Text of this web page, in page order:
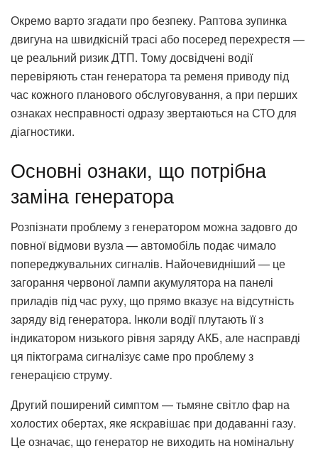
Окремо варто згадати про безпеку. Раптова зупинка
двигуна на швидкісній трасі або посеред перехрестя —
це реальний ризик ДТП. Тому досвідчені водії
перевіряють стан генератора та ременя приводу під
час кожного планового обслуговування, а при перших
ознаках несправності одразу звертаються на СТО для
діагностики.
Основні ознаки, що потрібна
заміна генератора
Розпізнати проблему з генератором можна задовго до
повної відмови вузла — автомобіль подає чимало
попереджувальних сигналів. Найочевидніший — це
загорання червоної лампи акумулятора на панелі
приладів під час руху, що прямо вказує на відсутність
заряду від генератора. Інколи водії плутають її з
індикатором низького рівня заряду АКБ, але насправді
ця піктограма сигналізує саме про проблему з
генерацією струму.
Другий поширений симптом — тьмяне світло фар на
холостих обертах, яке яскравішає при додаванні газу.
Це означає, що генератор не виходить на номінальну